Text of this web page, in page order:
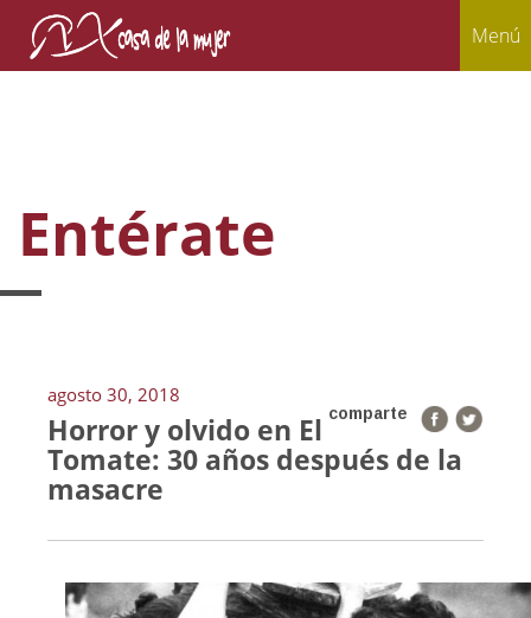
Menú
Entérate
agosto 30, 2018
comparte
Horror y olvido en El
Tomate: 30 años después de la
masacre